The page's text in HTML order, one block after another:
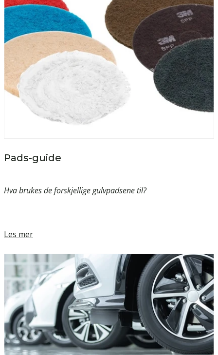
Pads-guide
Hva brukes de forskjellige gulvpadsene til?
Les mer